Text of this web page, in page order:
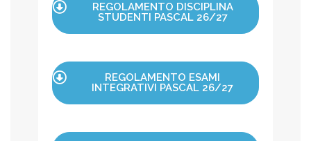
REGOLAMENTO DISCIPLINA
STUDENTI PASCAL 26/27
REGOLAMENTO ESAMI
INTEGRATIVI PASCAL 26/27